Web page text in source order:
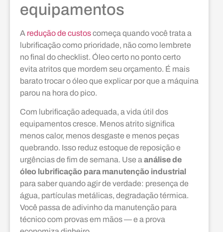
equipamentos
A redução de custoscomeça quando você trata a
lubrificação como prioridade, não como lembrete
no final do checklist. Óleo certo no ponto certo
evita atritos que mordem seu orçamento. É mais
barato trocar o óleo que explicar por que a máquina
parou na hora do pico.
Com lubrificação adequada, a vida útil dos
equipamentos cresce. Menos atrito significa
menos calor, menos desgaste e menos peças
quebrando. Isso reduz estoque de reposição e
urgências de fim de semana. Use a análise de
óleo lubrificação para manutenção industrial
para saber quando agir de verdade: presença de
água, partículas metálicas, degradação térmica.
Você passa de adivinho da manutenção para
técnico com provas em mãos — e a prova